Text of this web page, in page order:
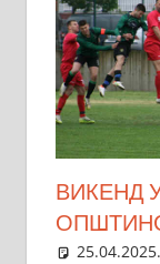
ВИКЕНД
25.04.2025.